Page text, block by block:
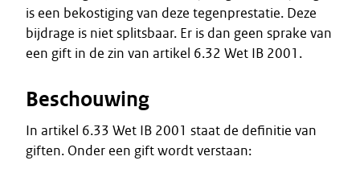
is een bekostiging van deze tegenprestatie. Deze
bijdrage is niet splitsbaar. Er is dan geen sprake van
een gift in de zin van artikel 6.32 Wet IB 2001.
Beschouwing
In artikel 6.33 Wet IB 2001 staat de definitie van
giften. Onder een gift wordt verstaan: